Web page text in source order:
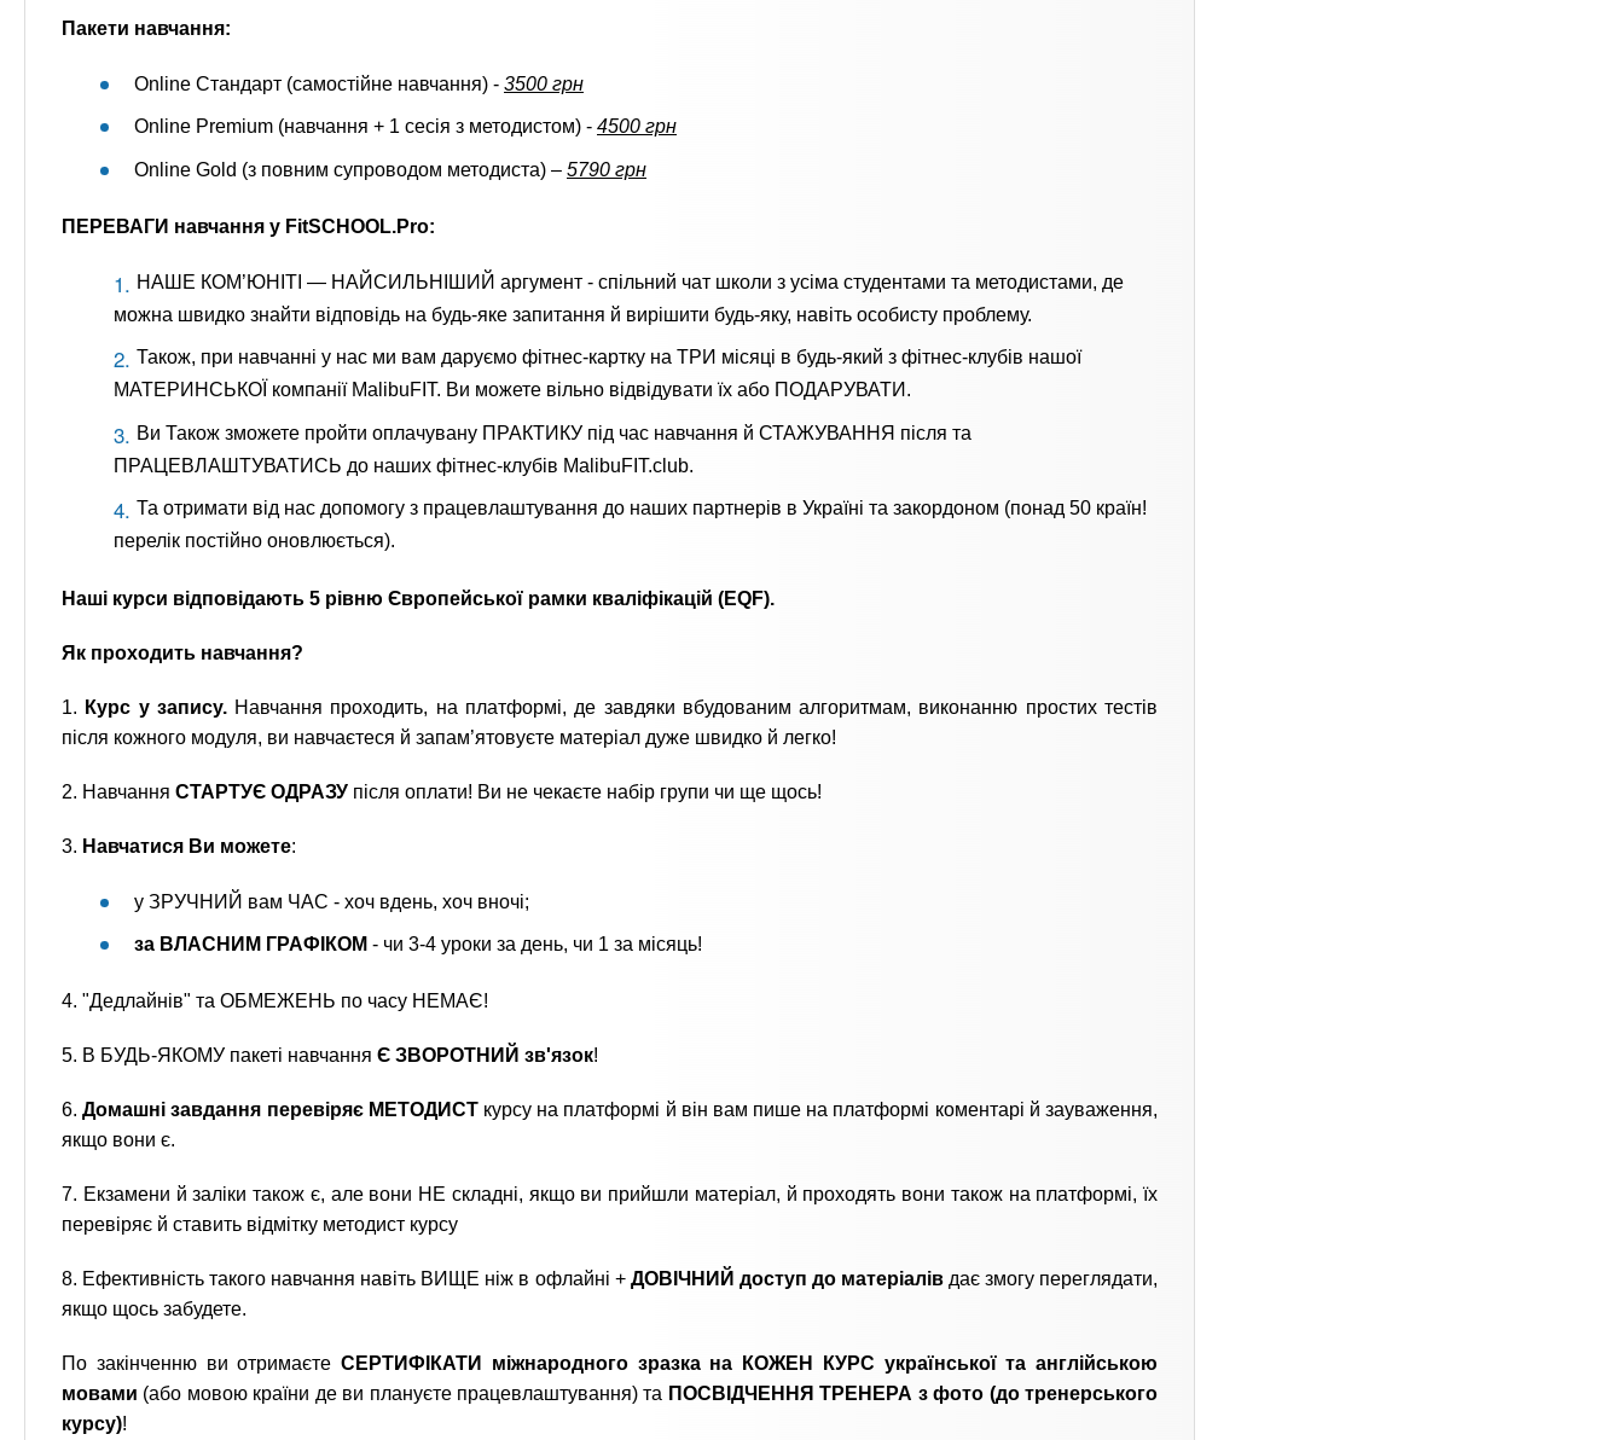
Пакети навчання:
Online Стандарт (самостійне навчання) - 3500 грн
Online Premium (навчання + 1 сесія з методистом) - 4500 грн
Online Gold (з повним супроводом методиста) – 5790 грн
ПЕРЕВАГИ навчання у FitSCHOOL.Pro:
НАШЕ КОМ’ЮНІТІ — НАЙСИЛЬНІШИЙ аргумент - спільний чат школи з усіма студентами та методистами, де
можна швидко знайти відповідь на будь-яке запитання й вирішити будь-яку, навіть особисту проблему.
Також, при навчанні у нас ми вам даруємо фітнес-картку на ТРИ місяці в будь-який з фітнес-клубів нашої
МАТЕРИНСЬКОЇ компанії MalibuFIT. Ви можете вільно відвідувати їх або ПОДАРУВАТИ.
Ви Також зможете пройти оплачувану ПРАКТИКУ під час навчання й СТАЖУВАННЯ після та
ПРАЦЕВЛАШТУВАТИСЬ до наших фітнес-клубів MalibuFIT.club.
Та отримати від нас допомогу з працевлаштування до наших партнерів в Україні та закордоном (понад 50 країн!
перелік постійно оновлюється).
Наші курси відповідають 5 рівню Європейської рамки кваліфікацій (EQF).
Як проходить навчання?
1. Курс у запису.Навчання проходить, на платформі, де завдяки вбудованим алгоритмам, виконанню простих тестів
після кожного модуля, ви навчаєтеся й запам’ятовуєте матеріал дуже швидко й легко!
2. Навчання СТАРТУЄ ОДРАЗУ після оплати! Ви не чекаєте набір групи чи ще щось!
3. Навчатися Ви можете:
у ЗРУЧНИЙ вам ЧАС - хоч вдень, хоч вночі;
за ВЛАСНИМ ГРАФІКОМ - чи 3-4 уроки за день, чи 1 за місяць!
4. "Дедлайнів" та ОБМЕЖЕНЬ по часу НЕМАЄ!
5. В БУДЬ-ЯКОМУ пакеті навчання Є ЗВОРОТНИЙ зв'язок!
6.Домашні завдання перевіряє МЕТОДИСТкурсу на платформі й він вам пише на платформі коментарі й зауваження,
якщо вони є.
7. Екзамени й заліки також є, але вони НЕ складні, якщо ви прийшли матеріал, й проходять вони також на платформі, їх
перевіряє й ставить відмітку методист курсу‍
8. Ефективність такого навчання навіть ВИЩЕ ніж в офлайні + ДОВІЧНИЙ доступ до матеріалівдає змогу переглядати,
якщо щось забудете.
По закінченню ви отримаєте СЕРТИФІКАТИ міжнародного зразка на КОЖЕН КУРС української та англійською
мовами (або мовою країни де ви плануєте працевлаштування) та ПОСВІДЧЕННЯ ТРЕНЕРА з фото (до тренерського
курсу)!